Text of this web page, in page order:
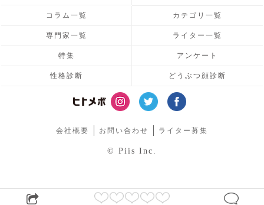
コラム一覧 カテゴリ一覧
専門家一覧 ライター一覧
特集 アンケート
性格診断 どうぶつ顔診断
会社概要 お問い合わせ ライター募集
© Piis Inc.